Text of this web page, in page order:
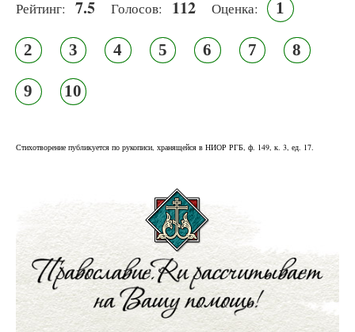
Рейтинг: 7.5 Голосов: 112 Оценка: 1
2 3 4 5 6 7 8
9 10
Стихотворение публикуется по рукописи, хранящейся в НИОР РГБ, ф. 149, к. 3, ед. 17.